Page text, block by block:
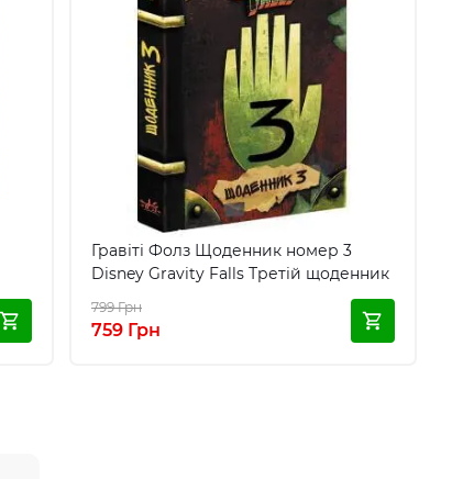
Гравіті Фолз Щоденник номер 3
Disney Gravity Falls Третій щоденник
799 Грн
759 Грн